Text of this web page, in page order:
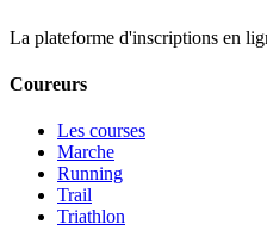
La plateforme d'inscriptions en
Coureurs
Les courses
Marche
Running
Trail
Triathlon